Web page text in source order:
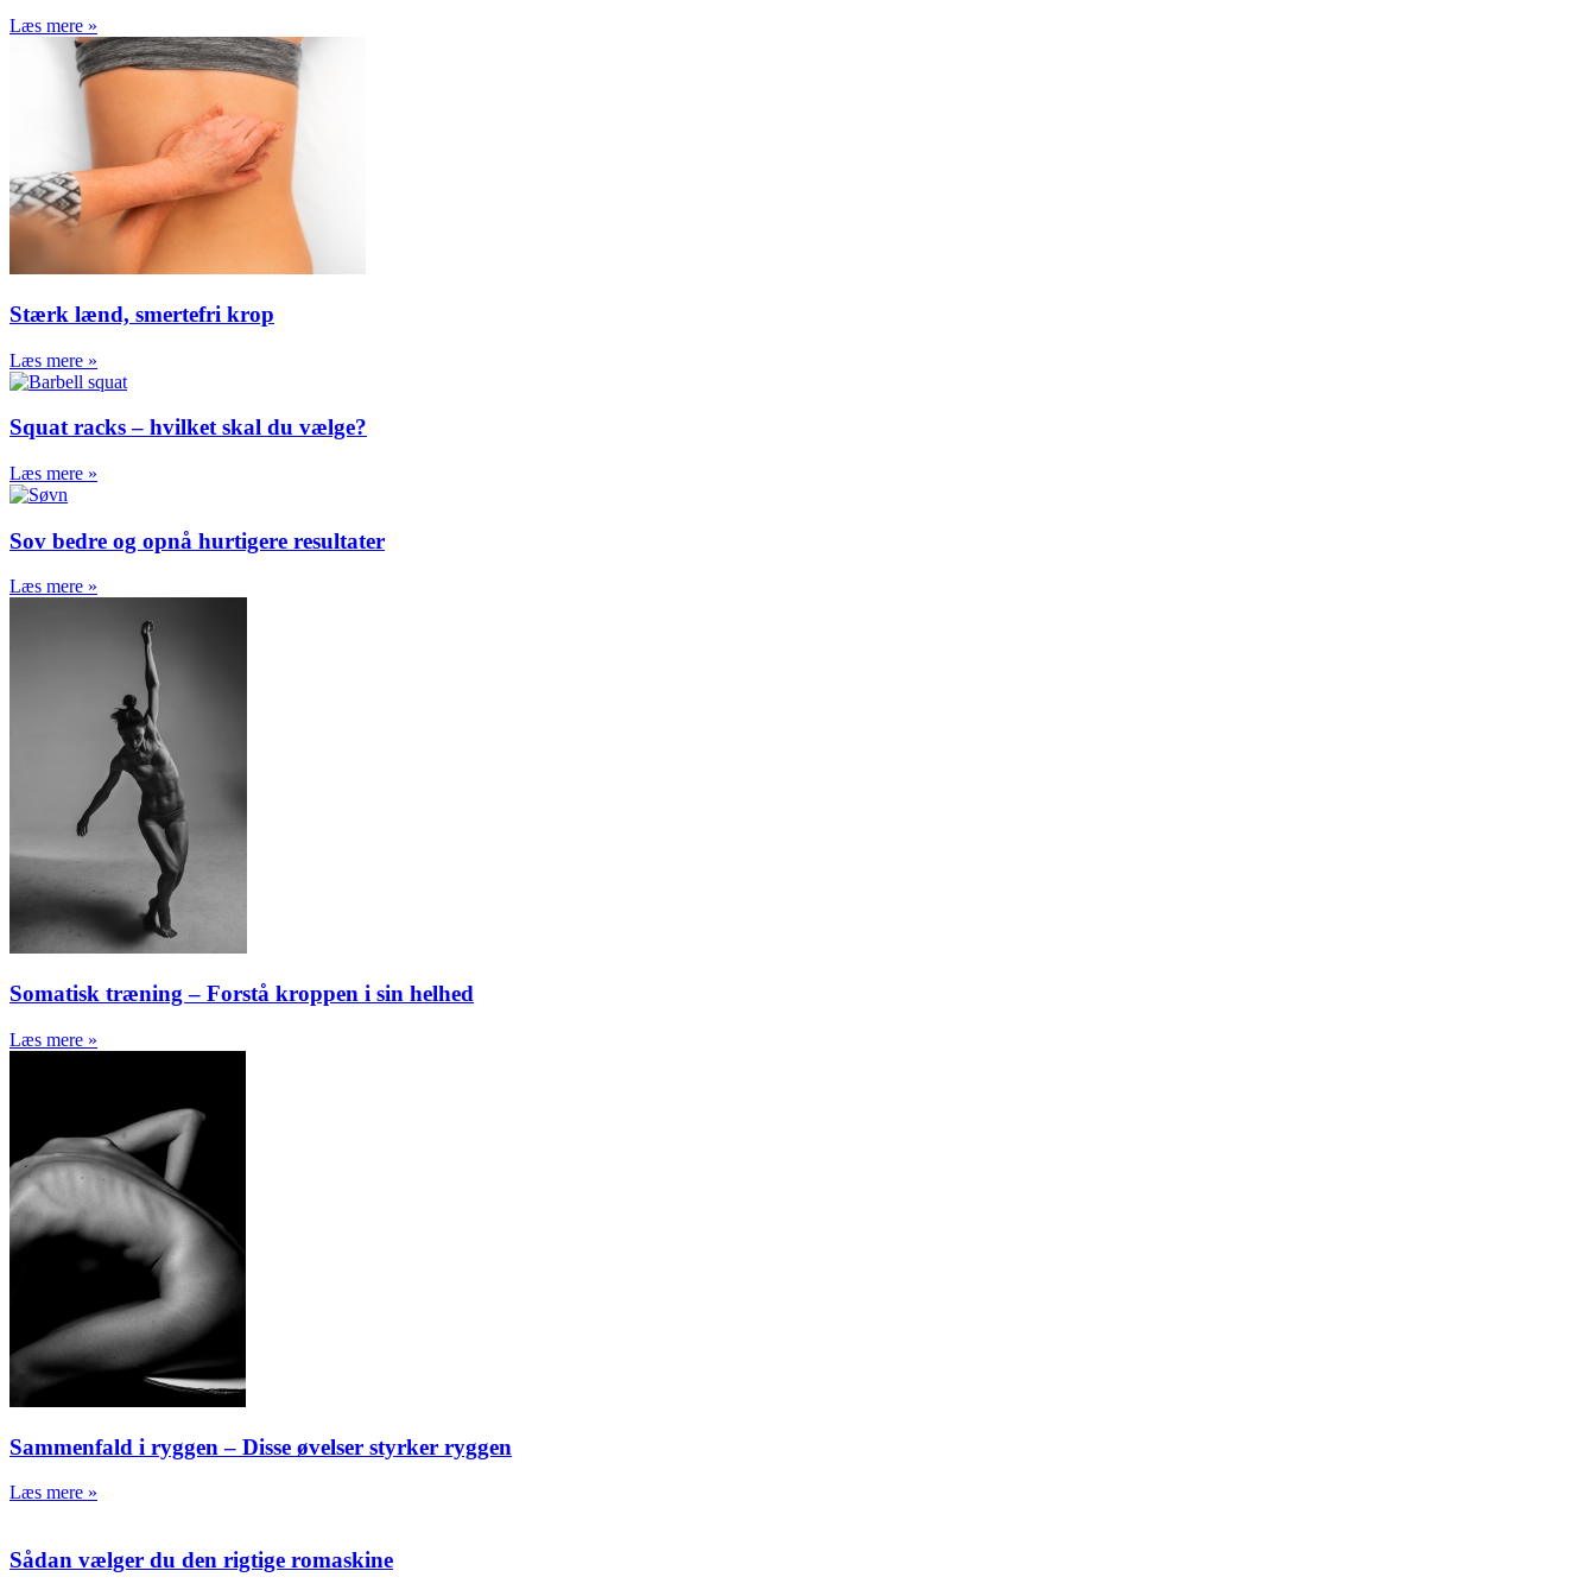
Læs mere »
Stærk lænd, smertefri krop
Læs mere »
Squat racks – hvilket skal du vælge?
Læs mere »
Sov bedre og opnå hurtigere resultater
Læs mere »
Somatisk træning – Forstå kroppen i sin helhed
Læs mere »
Sammenfald i ryggen – Disse øvelser styrker ryggen
Læs mere »
Sådan vælger du den rigtige romaskine